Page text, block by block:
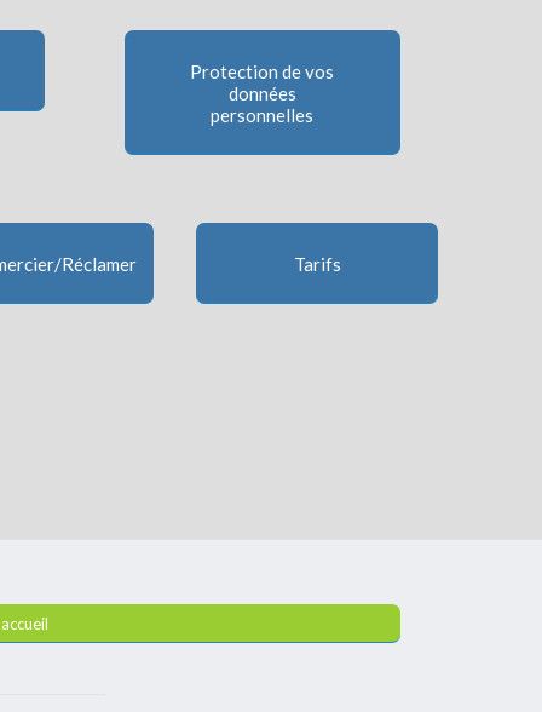
Protection de vos
données
personnelles
Réclamer Tarifs